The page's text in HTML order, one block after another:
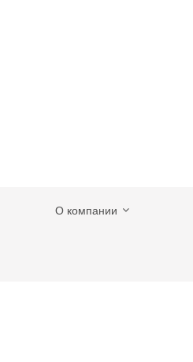
О компании